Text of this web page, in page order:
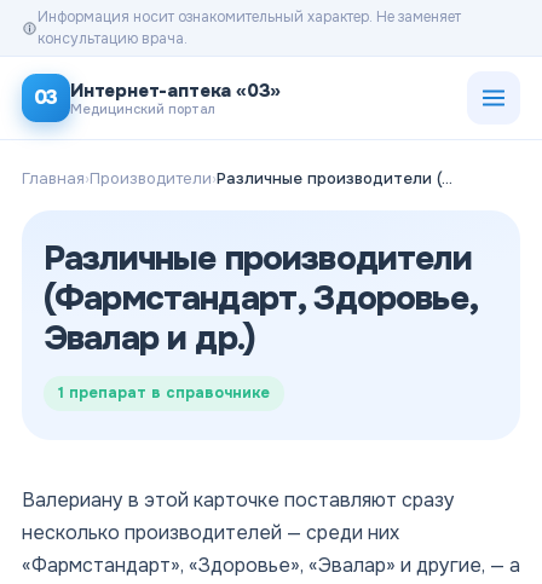
Информация носит ознакомительный характер. Не заменяет
консультацию врача.
03 Интернет-аптека «03»
Медицинский портал
Главная›Производители› Различные производители (Фармстандарт, Здоровье, Эвалар и др.)
Различные производители
(Фармстандарт, Здоровье,
Эвалар и др.)
1 препарат в справочнике
Валериану в этой карточке поставляют сразу
несколько производителей — среди них
«Фармстандарт», «Здоровье», «Эвалар» и другие, — а